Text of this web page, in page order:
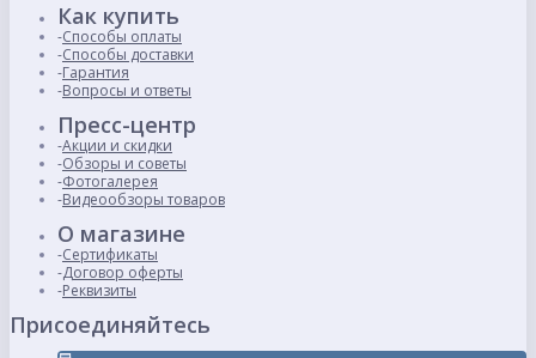
Как купить
Способы оплаты
Способы доставки
Гарантия
Вопросы и ответы
Пресс-центр
Акции и скидки
Обзоры и советы
Фотогалерея
Видеообзоры товаров
О магазине
Сертификаты
Договор оферты
Реквизиты
Присоединяйтесь